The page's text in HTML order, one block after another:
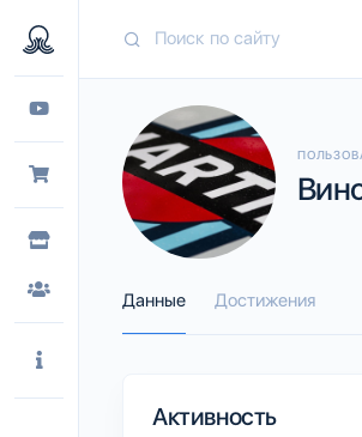
Данные Достижения
Активность